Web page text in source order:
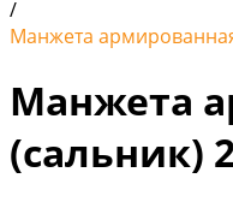
/
Манжета
Манжета
(сальник)